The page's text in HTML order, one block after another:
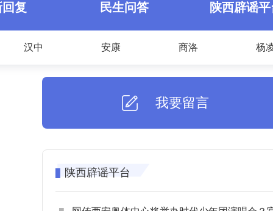
复 民生问答 陕西辟谣
汉中 安康 商洛 杨
我要留言
陕西辟谣平台